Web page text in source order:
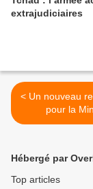
extrajudiciaires
< Un nouveau représentant
pour la
Hébergé par
Top articles